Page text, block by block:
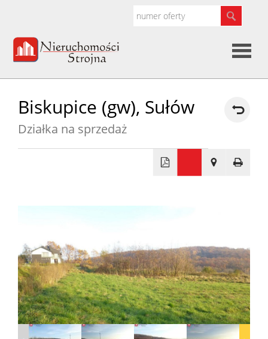
firmie
Oferty
Biskupice (gw), Sułów
Działka na sprzedaż